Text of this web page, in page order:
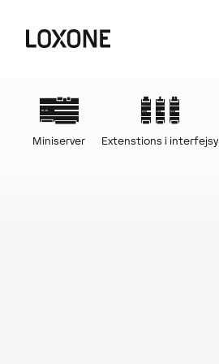
Miniserver Extenstions i interfejsy